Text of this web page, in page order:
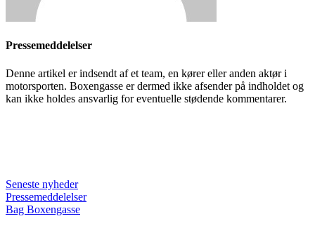
Pressemeddelelser
Denne artikel er indsendt af et team, en kører eller anden aktør i
motorsporten. Boxengasse er dermed ikke afsender på indholdet og
kan ikke holdes ansvarlig for eventuelle stødende kommentarer.
Seneste nyheder
Pressemeddelelser
Bag Boxengasse